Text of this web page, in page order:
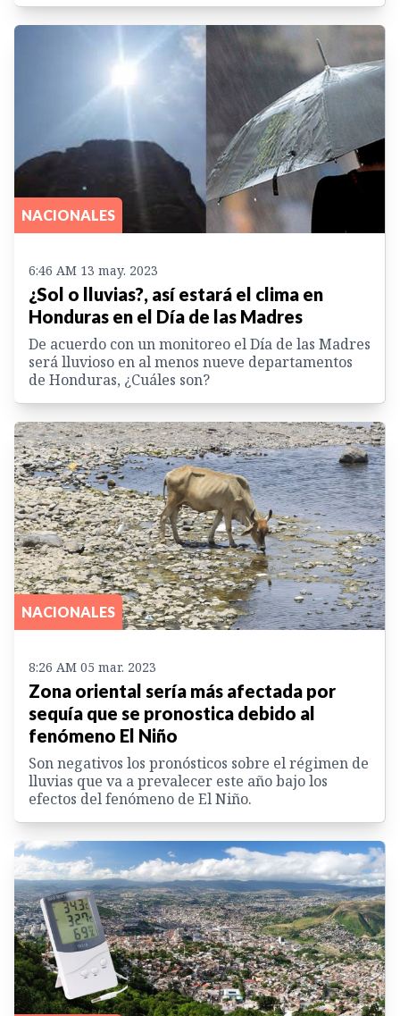
NACIONALES
6:46 AM 13 may. 2023
¿Sol o lluvias?, así estará el clima en
Honduras en el Día de las Madres
De acuerdo con un monitoreo el Día de las Madres
será lluvioso en al menos nueve departamentos
de Honduras, ¿Cuáles son?
NACIONALES
8:26 AM 05 mar. 2023
Zona oriental sería más afectada por
sequía que se pronostica debido al
fenómeno El Niño
Son negativos los pronósticos sobre el régimen de
lluvias que va a prevalecer este año bajo los
efectos del fenómeno de El Niño.